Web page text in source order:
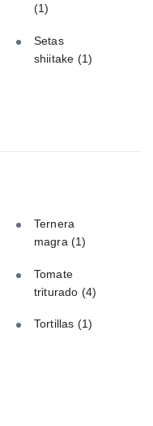
(1)
Setas
shiitake (1)
Ternera
magra(1)
Tomate
triturado (4)
Tortillas (1)